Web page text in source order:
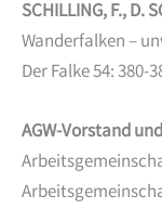
SCHILLING, F., D.
Wanderfalken –
Der Falke 54: 380-
AGW-Vorstand